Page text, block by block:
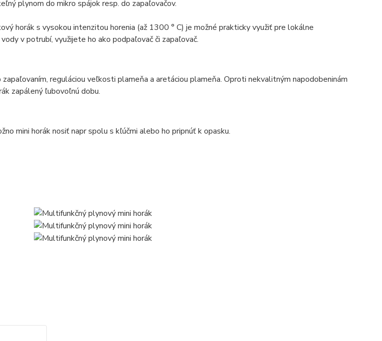
plynom do mikro spájok resp. do zapaľovačov.
horák s vysokou intenzitou horenia (až 1300 ° C) je možné prakticky využiť pre lokálne
v potrubí, využijete ho ako podpaľovač či zapaľovač.
zapaľovaním, reguláciou veľkosti plameňa a aretáciou plameňa. Oproti nekvalitným napodobeninám
zapálený ľubovoľnú dobu.
mini horák nosiť napr spolu s kľúčmi alebo ho pripnúť k opasku.